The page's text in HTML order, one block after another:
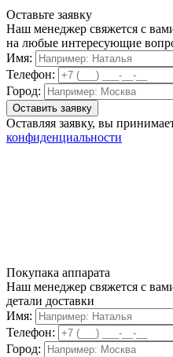
Оставьте заявку
Наш менеджер свяжется с
на любые интересующие
Имя:
Телефон:
Город:
Оставляя заявку, вы
конфиденциальности
Покупака аппарата
Наш менеджер свяжется с
детали доставки
Имя:
Телефон:
Город: